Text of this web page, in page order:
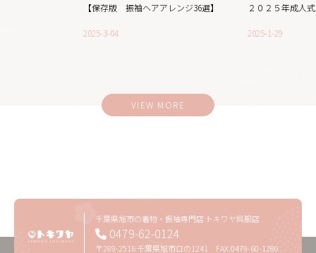
VIEW MORE
【保存版 振袖ヘアアレンジ36選】
2025-3-04
２０２５年成人
2025-1-29
千葉県旭市の着物・振袖専門店 トキワヤ呉服店
0479-62-0124
〒289-2516 千葉県旭市ロの1241 FAX.0479-60-1280